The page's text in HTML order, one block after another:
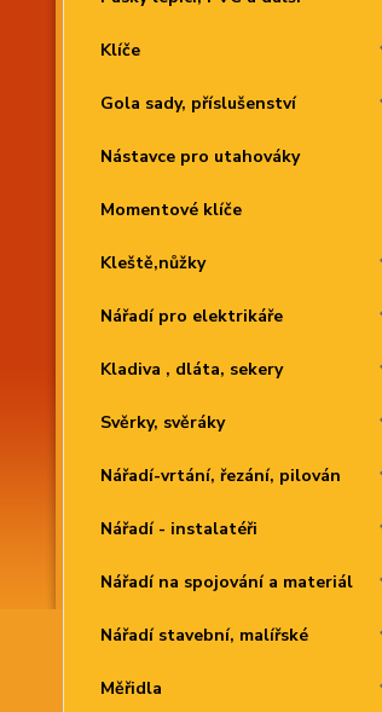
Klíče
Gola sady, příslušenství
Nástavce pro utahováky
Momentové klíče
Kleště,nůžky
Nářadí pro elektrikáře
Kladiva , dláta, sekery
Svěrky, svěráky
Nářadí-vrtání, řezání, pilován
Nářadí - instalatéři
Nářadí na spojování a materiál
Nářadí stavební, malířské
Měřidla